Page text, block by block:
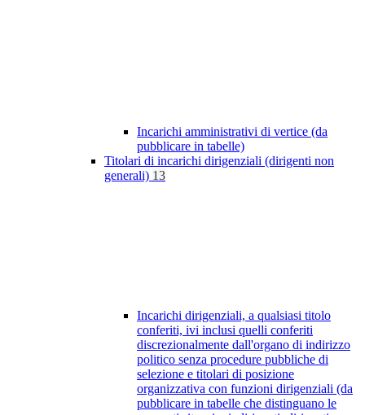
Incarichi amministrativi di vertice (da
pubblicare in tabelle)
Titolari di incarichi dirigenziali (dirigenti non
generali) 13
Incarichi dirigenziali, a qualsiasi titolo
conferiti, ivi inclusi quelli conferiti
discrezionalmente dall'organo di indirizzo
politico senza procedure pubbliche di
selezione e titolari di posizione
organizzativa con funzioni dirigenziali (da
pubblicare in tabelle che distinguano le